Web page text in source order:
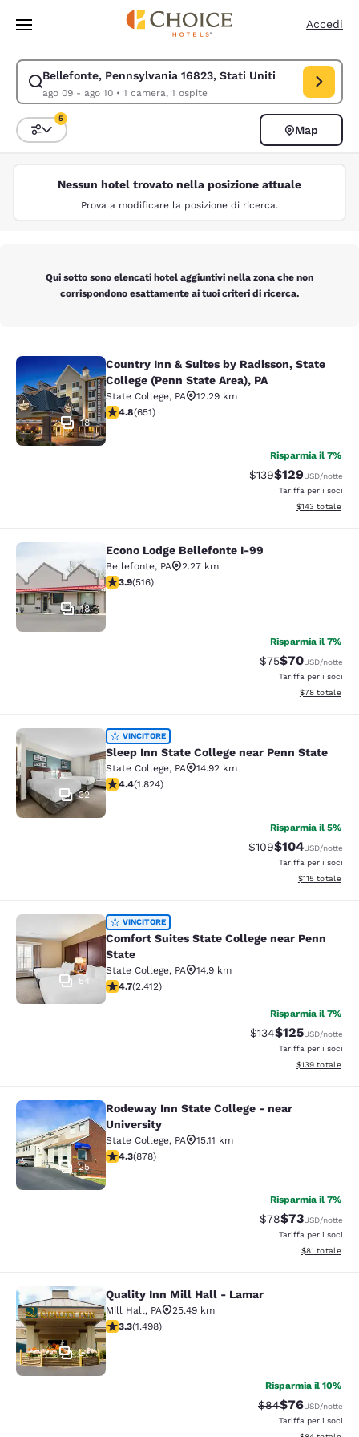
Vai A Contenuto Principale
Accedi
Bellefonte, Pennsylvania 16823, Stati Uniti
ago 09 - ago 10• 1 camera, 1 ospite
Modifica la ricerca per Bellefonte, Pennsylvania 16823, Stati Uniti.
Ordina e filtra
5
Map
Nessun hotel trovato nella posizione attuale
Prova a modificare la posizione di ricerca.
Qui sotto sono elencati hotel aggiuntivi nella zona che non
corrispondono esattamente ai tuoi criteri di ricerca.
Country Inn & Suites by Radisson,
18
Country Inn & Suites by Radisson, State
College (Penn State Area), PA
State College, PA
12.29 km
Valutazione di 4.76 stelle. Eccezionale. 651 recensioni
4.8(651)
Risparmia il 7%
Tariffa di barratura:
$139Tariffa
$129USD/notte
Tariffa per i soci
Visualizza i
$143 totale
Econo Lodge Bellefonte I-99
18
Econo Lodge Bellefonte I-99
Bellefonte, PA
2.27 km
Valutazione di 3.92 stelle. Buono. 516 recensioni
3.9(516)
Risparmia il 7%
Tariffa di
$75Tariffa
$70USD/notte
Tariffa per i soci
Visualizza i
$78 totale
Sleep Inn State College near Penn
32
VINCITORE
Sleep Inn State College near Penn State
State College, PA
14.92 km
Valutazione di 4.4 stelle. Ottimo. 1824 recensioni
4.4(1.824)
Risparmia il 5%
Tariffa di barratura:
$109Tariffa
$104USD/notte
Tariffa per i soci
Visualizza i
$115 totale
Comfort Suites State College near
54
VINCITORE
Comfort Suites State College near Penn
State
State College, PA
14.9 km
Valutazione di 4.67 stelle. Eccezionale. 2412
4.7(2.412)
Risparmia il 7%
Tariffa di barratura:
$134Tariffa
$125USD/notte
Tariffa per i soci
Visualizza i
$139 totale
Rodeway Inn State College - near
25
Rodeway Inn State College - near
University
State College, PA
15.11 km
Valutazione di 4.3 stelle. Ottimo. 878 recensioni
4.3(878)
Risparmia il 7%
Tariffa di
$78Tariffa
$73USD/notte
Tariffa per i soci
Visualizza i
$81 totale
Quality Inn Mill Hall - Lamar
37
Quality Inn Mill Hall - Lamar
Mill Hall, PA
25.49 km
Valutazione di 3.32 stelle. Buono. 1498 recensioni
3.3(1.498)
Risparmia il 10%
Tariffa di
$84Tariffa
$76USD/notte
Tariffa per i soci